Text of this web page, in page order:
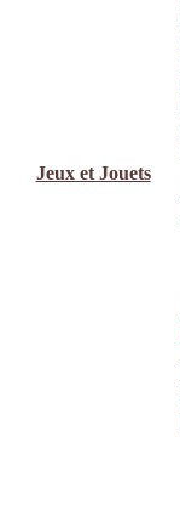
Jeux et Jouets